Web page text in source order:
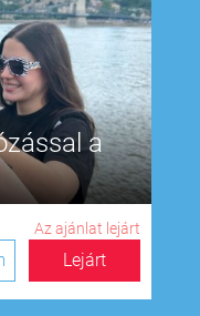
a
Az ajánlat lejárt
Lejárt